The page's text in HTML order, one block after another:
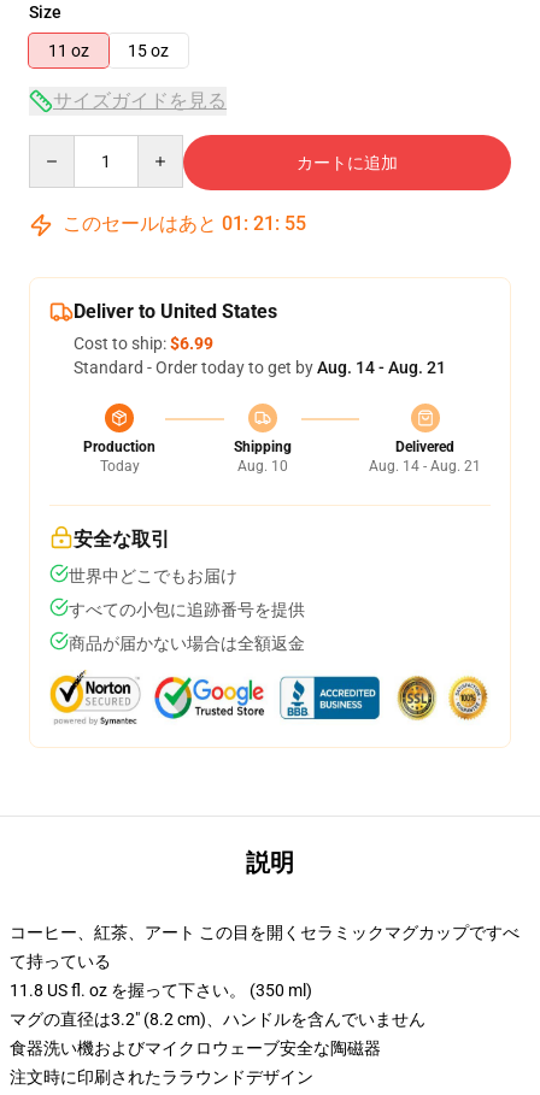
Size
11 oz
15 oz
サイズガイドを見る
カートに追加
このセールはあと 01 : 21 : 54
Deliver to United States
Cost to ship:$6.99
Standard - Order today to get byAug. 14 - Aug. 21
Production
Today
Shipping
Aug. 10
Delivered
Aug. 14 - Aug. 21
安全な取引
世界中どこでもお届け
すべての小包に追跡番号を提供
商品が届かない場合は全額返金
説明
コーヒー、紅茶、アート この目を開くセラミックマグカップですべ
て持っている
11.8 US fl. oz を握って下さい。 (350 ml)
マグの直径は3.2" (8.2 cm)、ハンドルを含んでいません
食器洗い機およびマイクロウェーブ安全な陶磁器
注文時に印刷されたララウンドデザイン